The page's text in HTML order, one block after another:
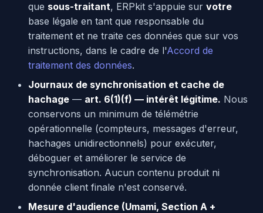
que sous-traitant, ERPkit s'appuie sur votre
base légale en tant que responsable du
traitement et ne traite ces données que sur vos
instructions, dans le cadre de l'Accord de
traitement des données.
Journaux de synchronisation et cache de
hachage — art. 6(1)(f) — intérêt légitime. Nous
conservons un minimum de télémétrie
opérationnelle (compteurs, messages d'erreur,
hachages unidirectionnels) pour exécuter,
déboguer et améliorer le service de
synchronisation. Aucun contenu produit ni
donnée client finale n'est conservé.
Mesure d'audience (Umami, Section A +